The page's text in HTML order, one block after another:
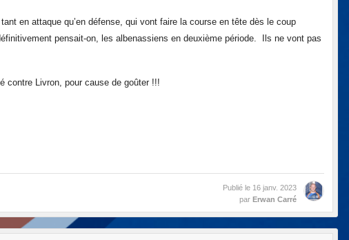
en attaque qu’en défense, qui vont faire la course en tête dès le coup
pensait-on, les albenassiens en deuxième période. Ils ne vont pas
contre Livron, pour cause de goûter !!!
Publié le 16 janv. 2023
par Erwan Carré